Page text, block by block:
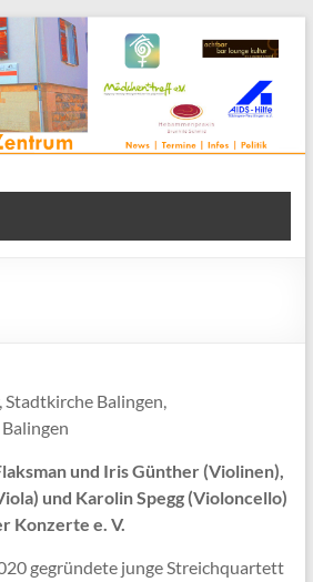
wird
Projekte | Beratung | Veranstaltungen |
für alle | Projektarbeit | Begegnung
Stadtkirche Balingen,
und Iris Günther (Violinen),
und Karolin Spegg (Violoncello)
Konzerte e. V.
gegründete junge Streichquartett